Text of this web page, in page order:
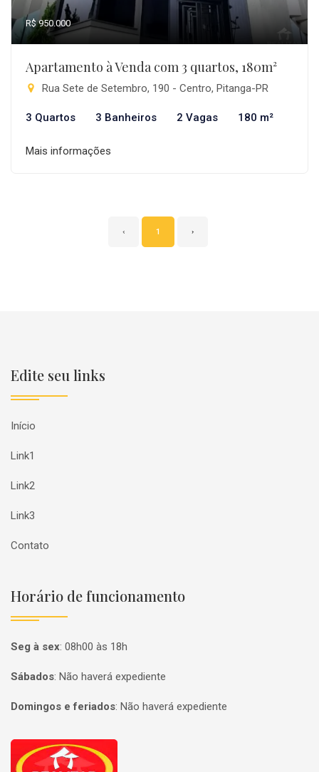
R$ 950.000
Apartamento à Venda com 3 quartos, 180m²
Rua Sete de Setembro, 190 - Centro, Pitanga-PR
3 Quartos 3 Banheiros 2 Vagas 180 m²
Mais informações
‹ 1 ›
Edite seu links
Início
Link1
Link2
Link3
Contato
Horário de funcionamento
Seg à sex: 08h00 às 18h
Sábados: Não haverá expediente
Domingos e feriados: Não haverá expediente
Página inicial